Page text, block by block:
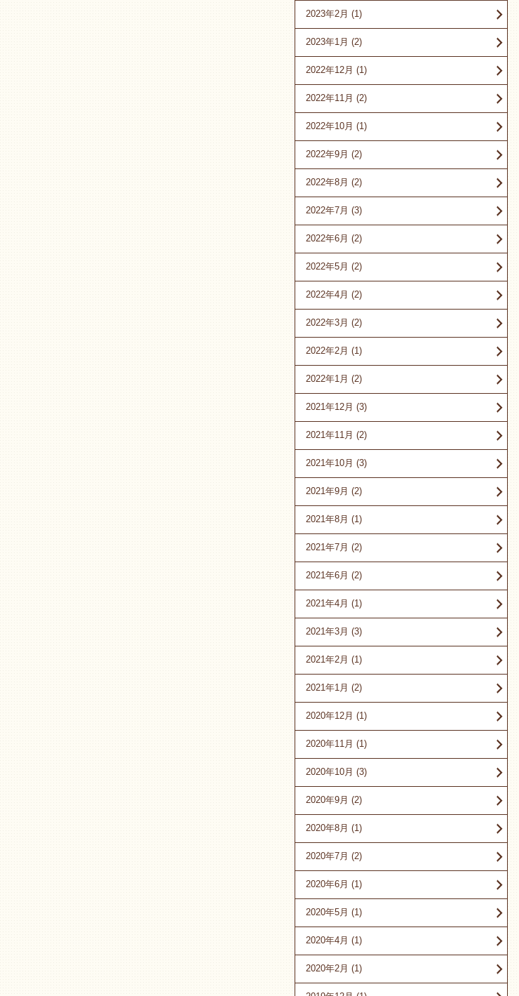
2023年2月 (1)
2023年1月 (2)
2022年12月 (1)
2022年11月 (2)
2022年10月 (1)
2022年9月 (2)
2022年8月 (2)
2022年7月 (3)
2022年6月 (2)
2022年5月 (2)
2022年4月 (2)
2022年3月 (2)
2022年2月 (1)
2022年1月 (2)
2021年12月 (3)
2021年11月 (2)
2021年10月 (3)
2021年9月 (2)
2021年8月 (1)
2021年7月 (2)
2021年6月 (2)
2021年4月 (1)
2021年3月 (3)
2021年2月 (1)
2021年1月 (2)
2020年12月 (1)
2020年11月 (1)
2020年10月 (3)
2020年9月 (2)
2020年8月 (1)
2020年7月 (2)
2020年6月 (1)
2020年5月 (1)
2020年4月 (1)
2020年2月 (1)